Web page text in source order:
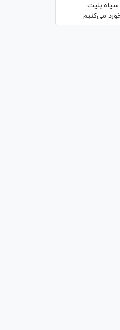
سیاه بلیت
می‌کنیم